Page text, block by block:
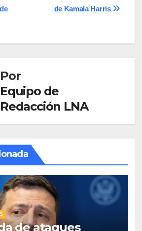
de Kamala Harris
Por
Equipo de
Redacción LNA
de ataques